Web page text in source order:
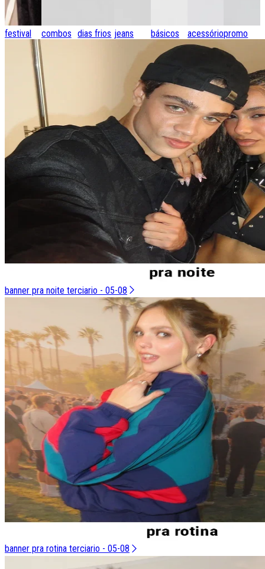
festival combos dias frios jeans básicos acessóriospromo
banner pra noite terciario - 05-08
banner pra rotina terciario - 05-08